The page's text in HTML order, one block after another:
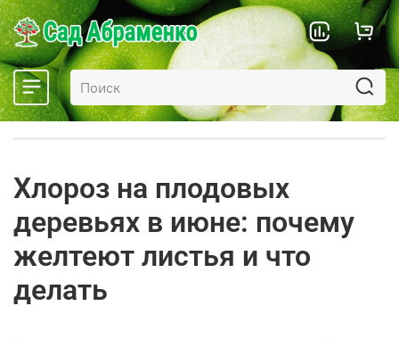
Хлороз на плодовых
деревьях в июне: почему
желтеют листья и что
делать